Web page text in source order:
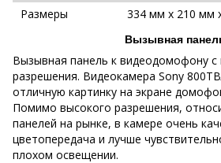
Размеры
334 мм х 210 мм
Вызывная
Вызывная панель к видеодомофону с
разрешения. Видеокамера Sony
отличную картинку на экране
Помимо высокого разрешения,
панелей на рынке, в камере очень
цветопередача и лучше
плохом освещении.